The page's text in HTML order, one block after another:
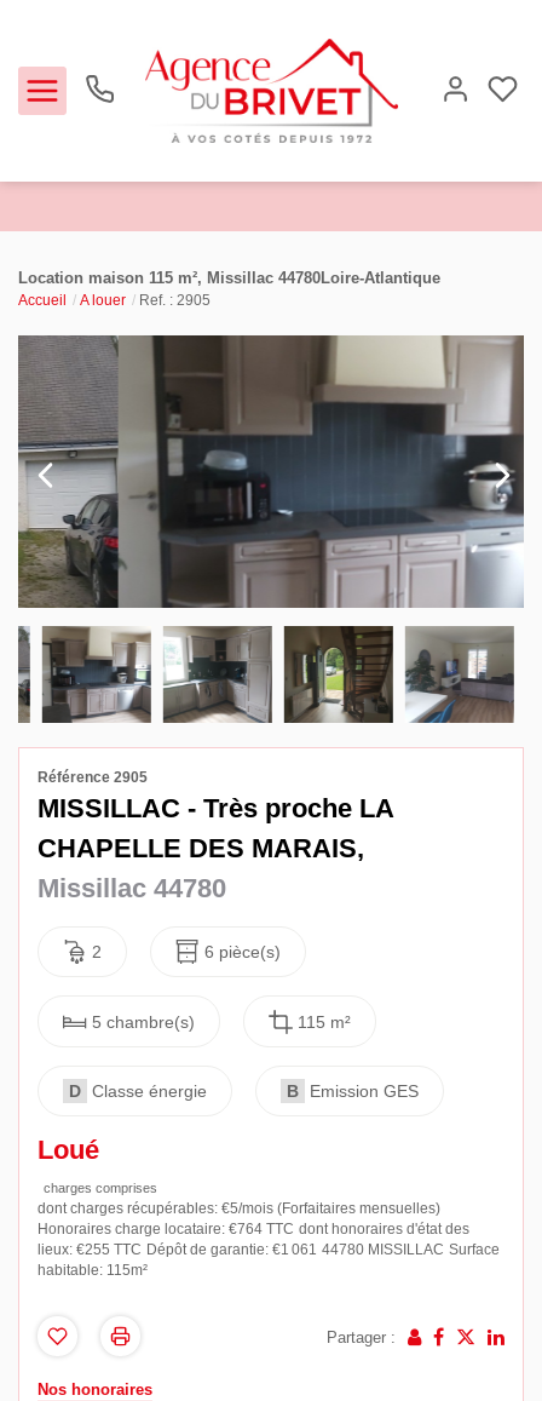
Acheter
Louer
Biens vendus
Notre Agence
Avis
Contact
Location maison 115 m², Missillac 44780Loire-Atlantique
Accueil A louer Ref. : 2905
Référence 2905
MISSILLAC - Très proche LA
CHAPELLE DES MARAIS,
Missillac 44780
2 6 pièce(s)
5 chambre(s) 115 m²
D Classe énergie B Emission GES
Loué
charges comprises
dont charges récupérables: €5/mois (Forfaitaires mensuelles)
Honoraires charge locataire: €764 TTC dont honoraires d'état des
lieux: €255 TTC Dépôt de garantie: €1 061 44780 MISSILLAC Surface
habitable: 115m²
Partager :
Nos honoraires